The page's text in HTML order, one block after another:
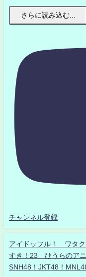
さらに読み込む...
チャンネル登録
アイドッフル！ ワタ
すき！23 ひうらのア
SNH48！JKT48！